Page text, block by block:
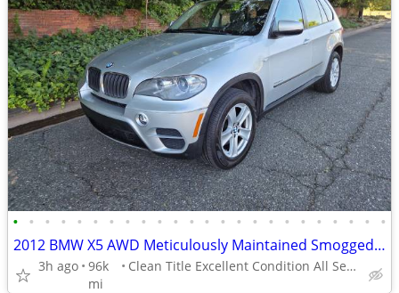
• • • • • • • • • • • • • • • • • • • • • • • •
2012 BMW X5 AWD Meticulously Maintained Smogged Low Miles 96k Mi.
3h ago 96k
mi
Clean Title Excellent Condition All Service Records